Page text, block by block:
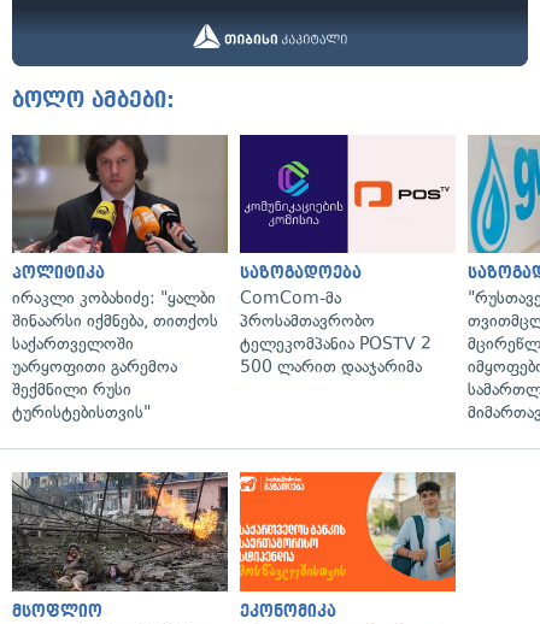
ბოლო ამბები:
პოლიტიკა
ირაკლი კობახიძე: "ყალბი
შინაარსი იქმნება, თითქოს
საქართველოში
უარყოფითი გარემოა
შექმნილი რუსი
ტურისტებისთვის"
საზოგადოება
ComCom-მა
პროსამთავრობო
ტელეკომპანია POSTV 2
500 ლარით დააჯარიმა
მსოფლიო ეკონომიკა